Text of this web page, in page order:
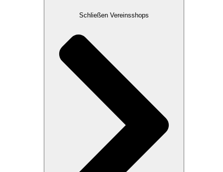
Schließen Vereinsshops